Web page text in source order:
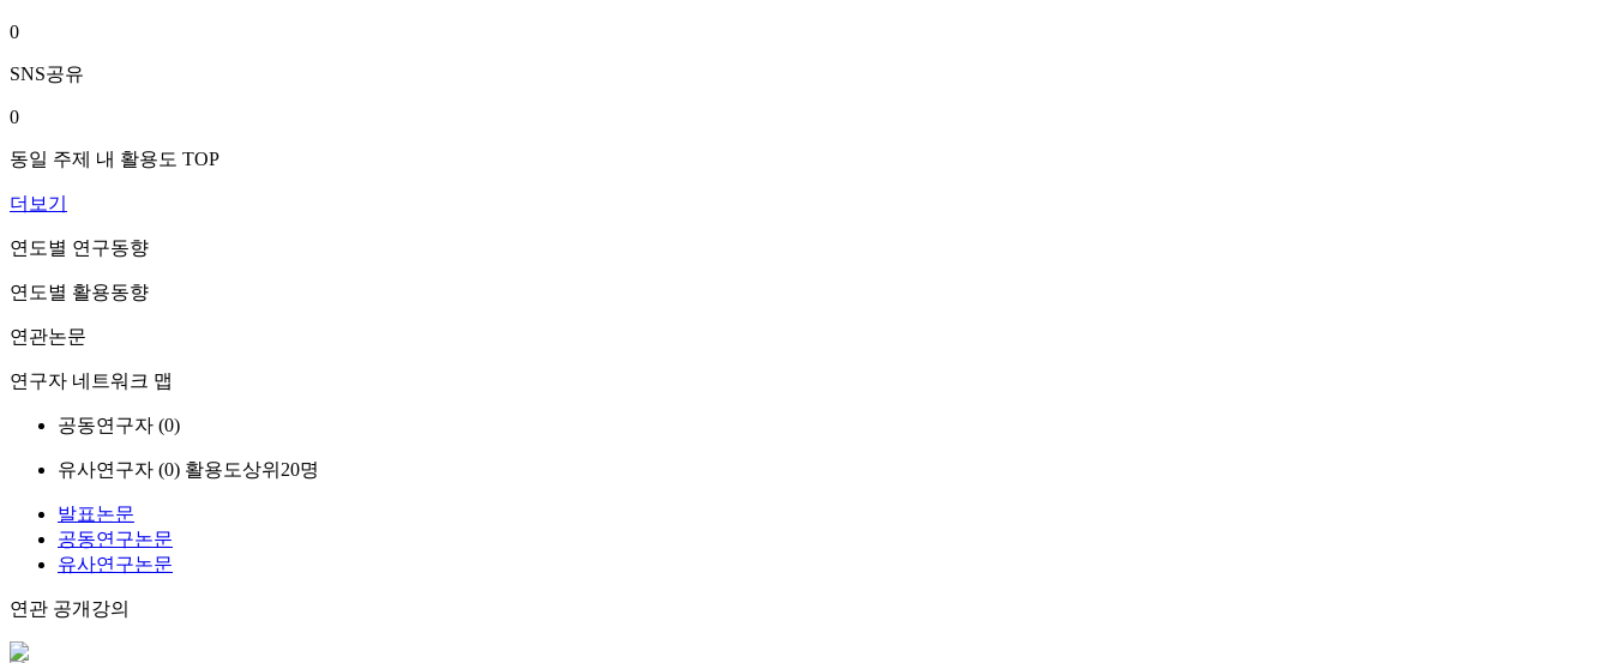
0
SNS공유
0
동일 주제 내 활용도 TOP
더보기
연도별 연구동향
연도별 활용동향
연관논문
연구자 네트워크 맵
공동연구자 (0)
유사연구자 (0) 활용도상위20명
발표논문
공동연구논문
유사연구논문
연관 공개강의